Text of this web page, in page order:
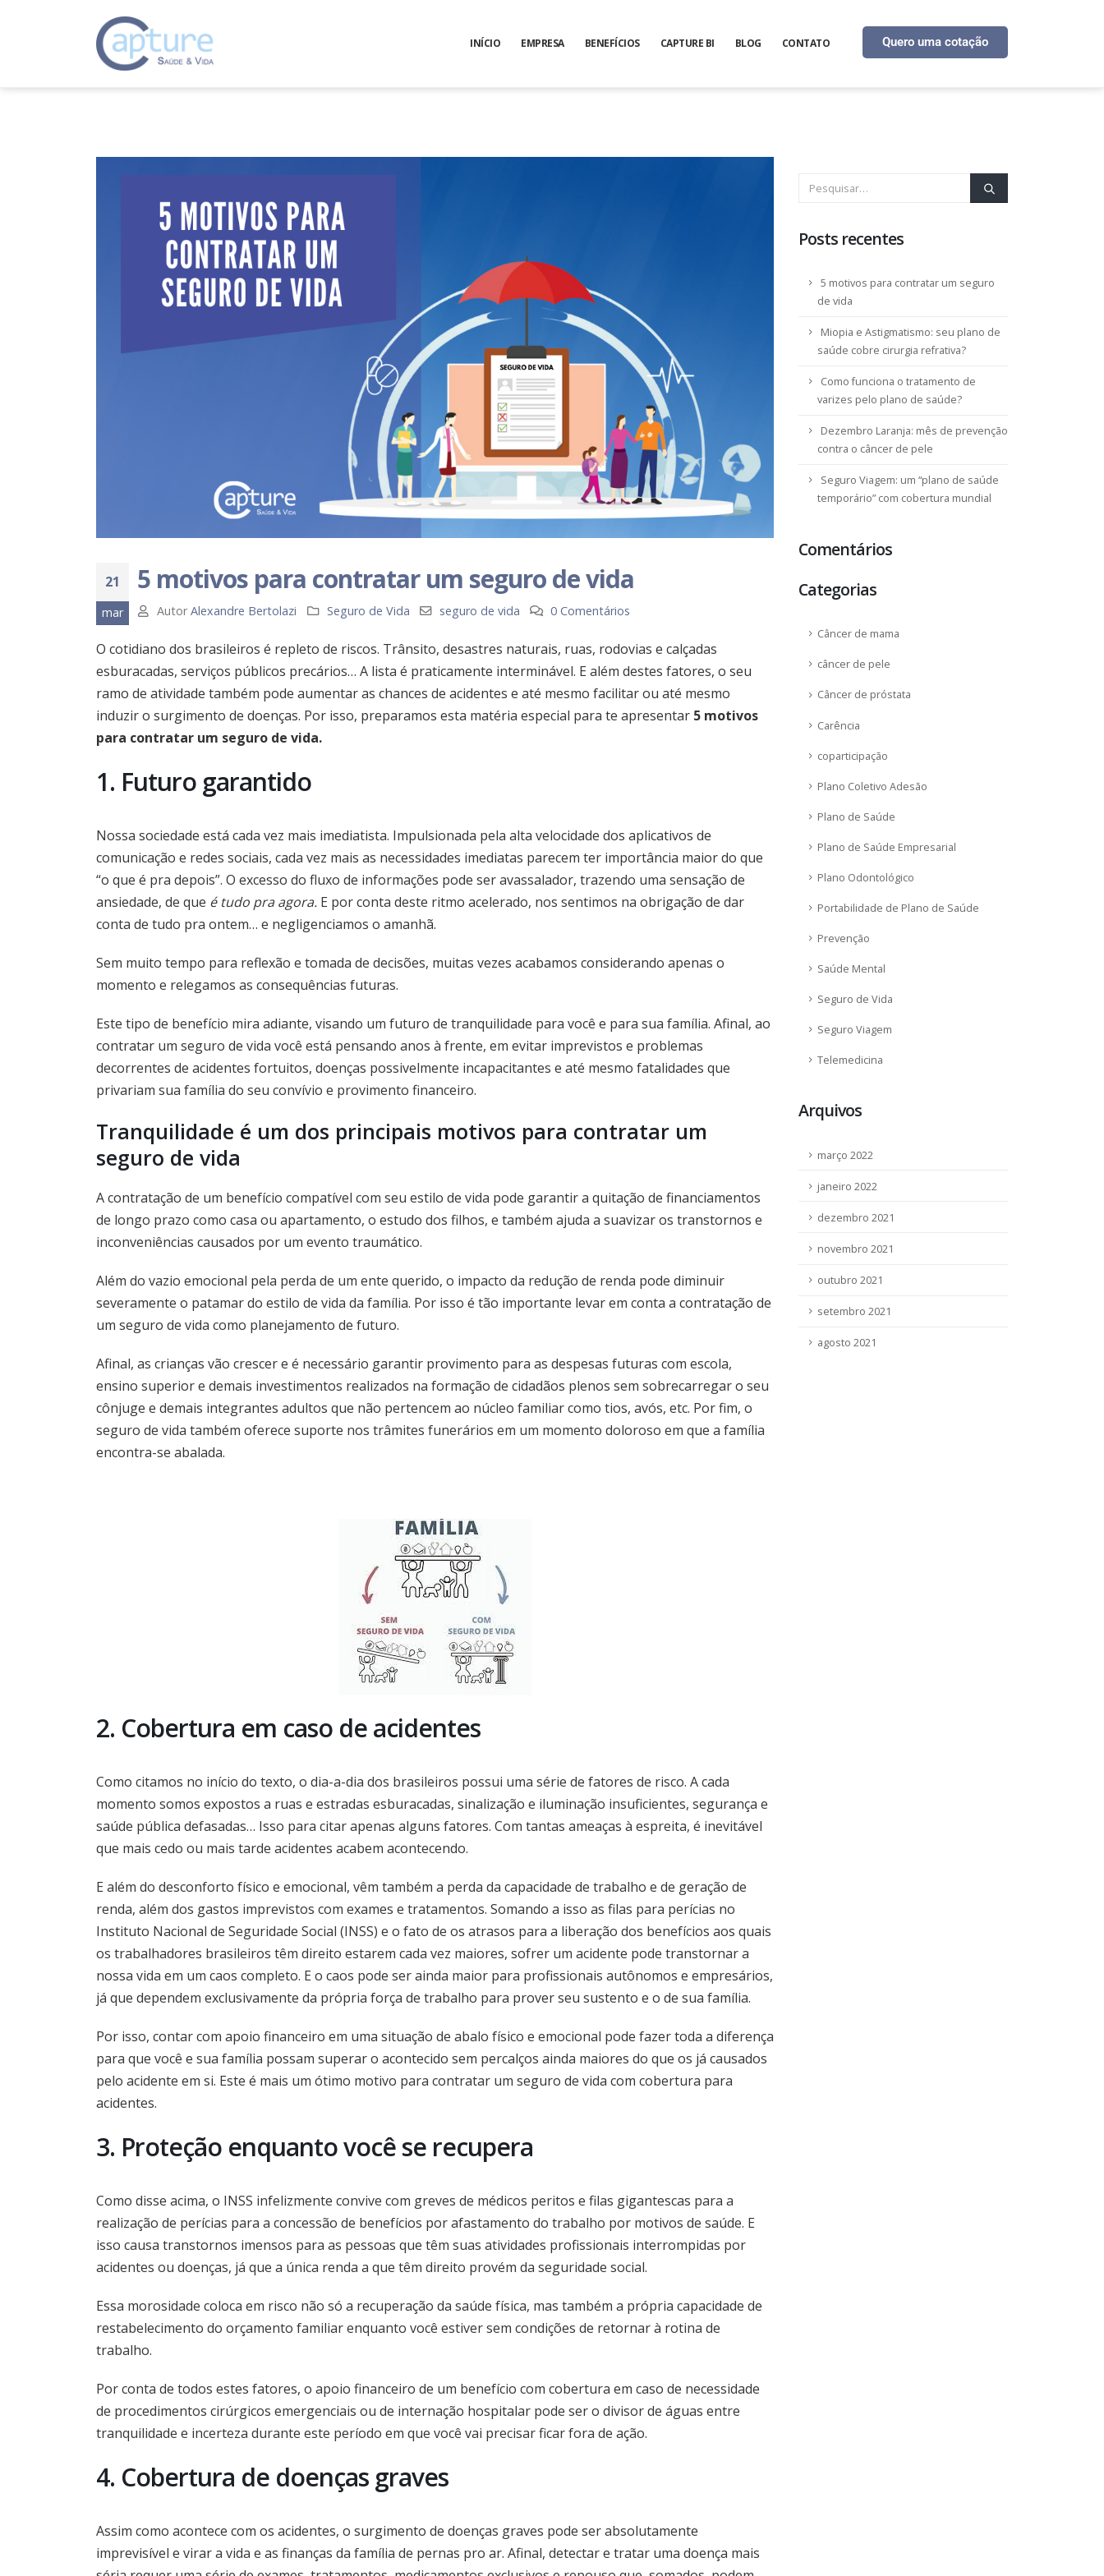
INÍCIO EMPRESA BENEFÍCIOS CAPTURE BI BLOG CONTATO Quero uma cotação
21
mar
5 motivos para contratar um seguro de vida
Autor Alexandre Bertolazi Seguro de Vida seguro de vida 0 Comentários
O cotidiano dos brasileiros é repleto de riscos. Trânsito, desastres naturais, ruas, rodovias e calçadas
esburacadas, serviços públicos precários… A lista é praticamente interminável. E além destes fatores, o seu
ramo de atividade também pode aumentar as chances de acidentes e até mesmo facilitar ou até mesmo
induzir o surgimento de doenças. Por isso, preparamos esta matéria especial para te apresentar 5 motivos
para contratar um seguro de vida.
1. Futuro garantido
Nossa sociedade está cada vez mais imediatista. Impulsionada pela alta velocidade dos aplicativos de
comunicação e redes sociais, cada vez mais as necessidades imediatas parecem ter importância maior do que
“o que é pra depois”. O excesso do fluxo de informações pode ser avassalador, trazendo uma sensação de
ansiedade, de que é tudo pra agora. E por conta deste ritmo acelerado, nos sentimos na obrigação de dar
conta de tudo pra ontem… e negligenciamos o amanhã.
Sem muito tempo para reflexão e tomada de decisões, muitas vezes acabamos considerando apenas o
momento e relegamos as consequências futuras.
Este tipo de benefício mira adiante, visando um futuro de tranquilidade para você e para sua família. Afinal, ao
contratar um seguro de vida você está pensando anos à frente, em evitar imprevistos e problemas
decorrentes de acidentes fortuitos, doenças possivelmente incapacitantes e até mesmo fatalidades que
privariam sua família do seu convívio e provimento financeiro.
Tranquilidade é um dos principais motivos para contratar um
seguro de vida
A contratação de um benefício compatível com seu estilo de vida pode garantir a quitação de financiamentos
de longo prazo como casa ou apartamento, o estudo dos filhos, e também ajuda a suavizar os transtornos e
inconveniências causados por um evento traumático.
Além do vazio emocional pela perda de um ente querido, o impacto da redução de renda pode diminuir
severamente o patamar do estilo de vida da família. Por isso é tão importante levar em conta a contratação de
um seguro de vida como planejamento de futuro.
Afinal, as crianças vão crescer e é necessário garantir provimento para as despesas futuras com escola,
ensino superior e demais investimentos realizados na formação de cidadãos plenos sem sobrecarregar o seu
cônjuge e demais integrantes adultos que não pertencem ao núcleo familiar como tios, avós, etc. Por fim, o
seguro de vida também oferece suporte nos trâmites funerários em um momento doloroso em que a família
encontra-se abalada.
2. Cobertura em caso de acidentes
Como citamos no início do texto, o dia-a-dia dos brasileiros possui uma série de fatores de risco. A cada
momento somos expostos a ruas e estradas esburacadas, sinalização e iluminação insuficientes, segurança e
saúde pública defasadas… Isso para citar apenas alguns fatores. Com tantas ameaças à espreita, é inevitável
que mais cedo ou mais tarde acidentes acabem acontecendo.
E além do desconforto físico e emocional, vêm também a perda da capacidade de trabalho e de geração de
renda, além dos gastos imprevistos com exames e tratamentos. Somando a isso as filas para perícias no
Instituto Nacional de Seguridade Social (INSS) e o fato de os atrasos para a liberação dos benefícios aos quais
os trabalhadores brasileiros têm direito estarem cada vez maiores, sofrer um acidente pode transtornar a
nossa vida em um caos completo. E o caos pode ser ainda maior para profissionais autônomos e empresários,
já que dependem exclusivamente da própria força de trabalho para prover seu sustento e o de sua família.
Por isso, contar com apoio financeiro em uma situação de abalo físico e emocional pode fazer toda a diferença
para que você e sua família possam superar o acontecido sem percalços ainda maiores do que os já causados
pelo acidente em si. Este é mais um ótimo motivo para contratar um seguro de vida com cobertura para
acidentes.
3. Proteção enquanto você se recupera
Como disse acima, o INSS infelizmente convive com greves de médicos peritos e filas gigantescas para a
realização de perícias para a concessão de benefícios por afastamento do trabalho por motivos de saúde. E
isso causa transtornos imensos para as pessoas que têm suas atividades profissionais interrompidas por
acidentes ou doenças, já que a única renda a que têm direito provém da seguridade social.
Essa morosidade coloca em risco não só a recuperação da saúde física, mas também a própria capacidade de
restabelecimento do orçamento familiar enquanto você estiver sem condições de retornar à rotina de
trabalho.
Por conta de todos estes fatores, o apoio financeiro de um benefício com cobertura em caso de necessidade
de procedimentos cirúrgicos emergenciais ou de internação hospitalar pode ser o divisor de águas entre
tranquilidade e incerteza durante este período em que você vai precisar ficar fora de ação.
4. Cobertura de doenças graves
Assim como acontece com os acidentes, o surgimento de doenças graves pode ser absolutamente
imprevisível e virar a vida e as finanças da família de pernas pro ar. Afinal, detectar e tratar uma doença mais
Posts recentes
5 motivos para contratar um seguro
de vida
Miopia e Astigmatismo: seu plano de
saúde cobre cirurgia refrativa?
Como funciona o tratamento de
varizes pelo plano de saúde?
Dezembro Laranja: mês de prevenção
contra o câncer de pele
Seguro Viagem: um “plano de saúde
temporário” com cobertura mundial
Comentários
Categorias
Câncer de mama
câncer de pele
Câncer de próstata
Carência
coparticipação
Plano Coletivo Adesão
Plano de Saúde
Plano de Saúde Empresarial
Plano Odontológico
Portabilidade de Plano de Saúde
Prevenção
Saúde Mental
Seguro de Vida
Seguro Viagem
Telemedicina
Arquivos
março 2022
janeiro 2022
dezembro 2021
novembro 2021
outubro 2021
setembro 2021
agosto 2021